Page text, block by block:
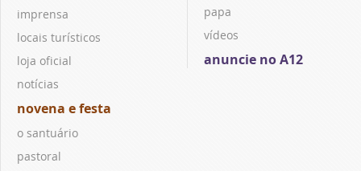
imprensa
locais turísticos
loja oficial
notícias
novena e festa
o santuário
pastoral
papa
vídeos
anuncie no A12